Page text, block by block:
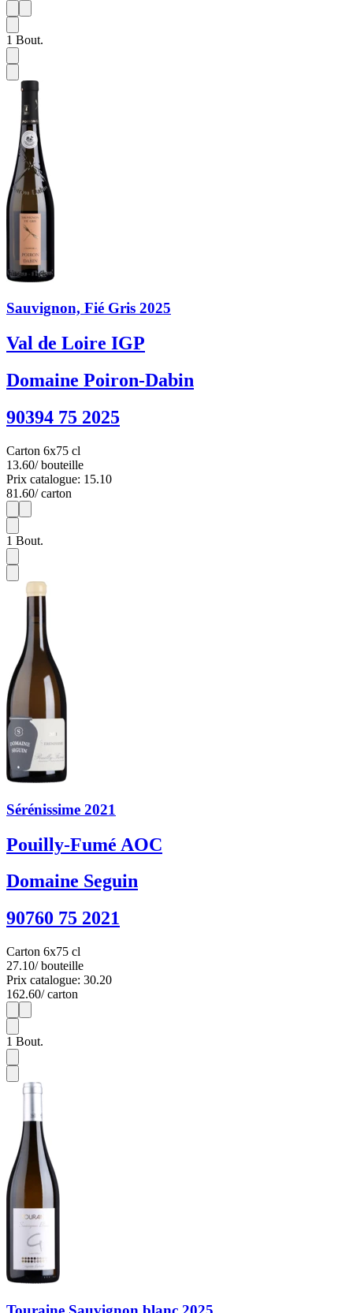
1
1 Bout.
Sauvignon, Fié Gris 2025
Val de Loire IGP
Domaine Poiron-Dabin
90394 75 2025
Carton 6x75 cl
13.60/ bouteille
Prix catalogue: 15.10
81.60/ carton
1
1 Bout.
Sérénissime 2021
Pouilly-Fumé AOC
Domaine Seguin
90760 75 2021
Carton 6x75 cl
27.10/ bouteille
Prix catalogue: 30.20
162.60/ carton
1
1 Bout.